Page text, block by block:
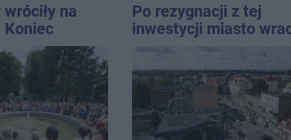
na
Koniec
Po rezygnacji z tej
inwestycji miasto